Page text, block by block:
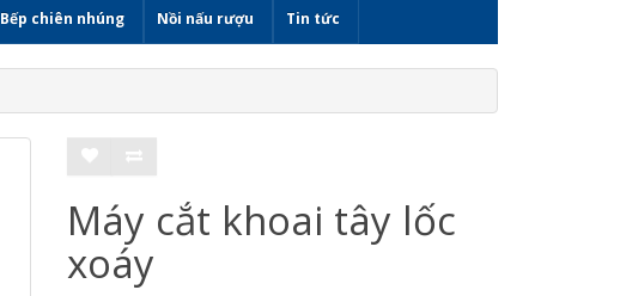
Bếp chiên nhúng Nồi nấu rượu Tin tức
Máy cắt khoai tây lốc
xoáy